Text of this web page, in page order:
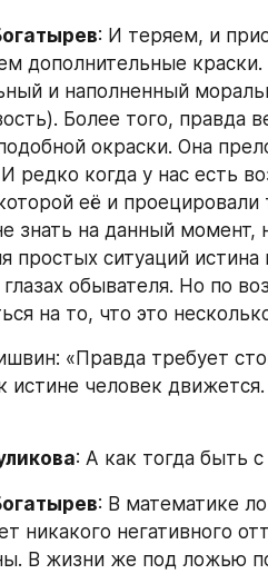
: И теряем, и
дополнительные
и наполненный
Более того, правда
окраски. Она
редко когда у нас есть
её и
знать на данный момент,
простых ситуаций
обывателя. Но по
на то, что это
«Правда требует
истине человек
: А как тогда быть
: В математике
никакого негативного
В жизни же под ложью